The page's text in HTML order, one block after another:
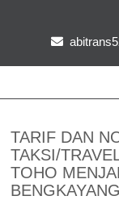
TARIF DAN
TAKSI/
TOHO
BENGKAYANG